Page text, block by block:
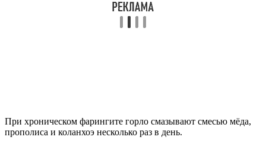
При хроническом фарингите горло смазывают смесью мёда,
прополиса и коланхоэ несколько раз в день.